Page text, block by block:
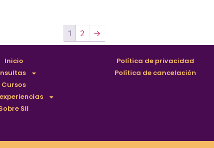
1 2 →
Inicio
Cursos
Sil
Política de privacidad
Política de cancelación